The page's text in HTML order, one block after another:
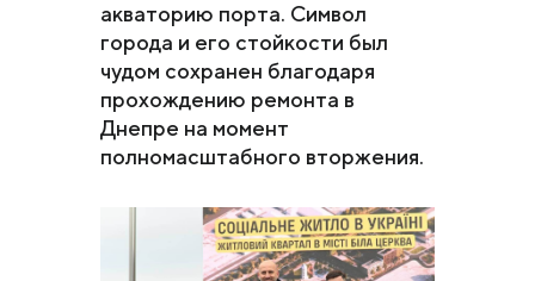
акваторию порта. Символ
города и его стойкости был
чудом сохранен благодаря
прохождению ремонта в
Днепре на момент
полномасштабного вторжения.